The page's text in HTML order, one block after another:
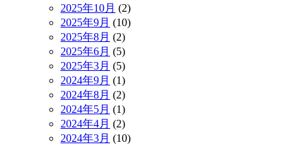
2025年10月 (2)
2025年9月 (10)
2025年8月 (2)
2025年6月 (5)
2025年3月 (5)
2024年9月 (1)
2024年8月 (2)
2024年5月 (1)
2024年4月 (2)
2024年3月 (10)